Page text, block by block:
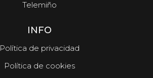
Telemiño
INFO
Política de privacidad
Política de cookies